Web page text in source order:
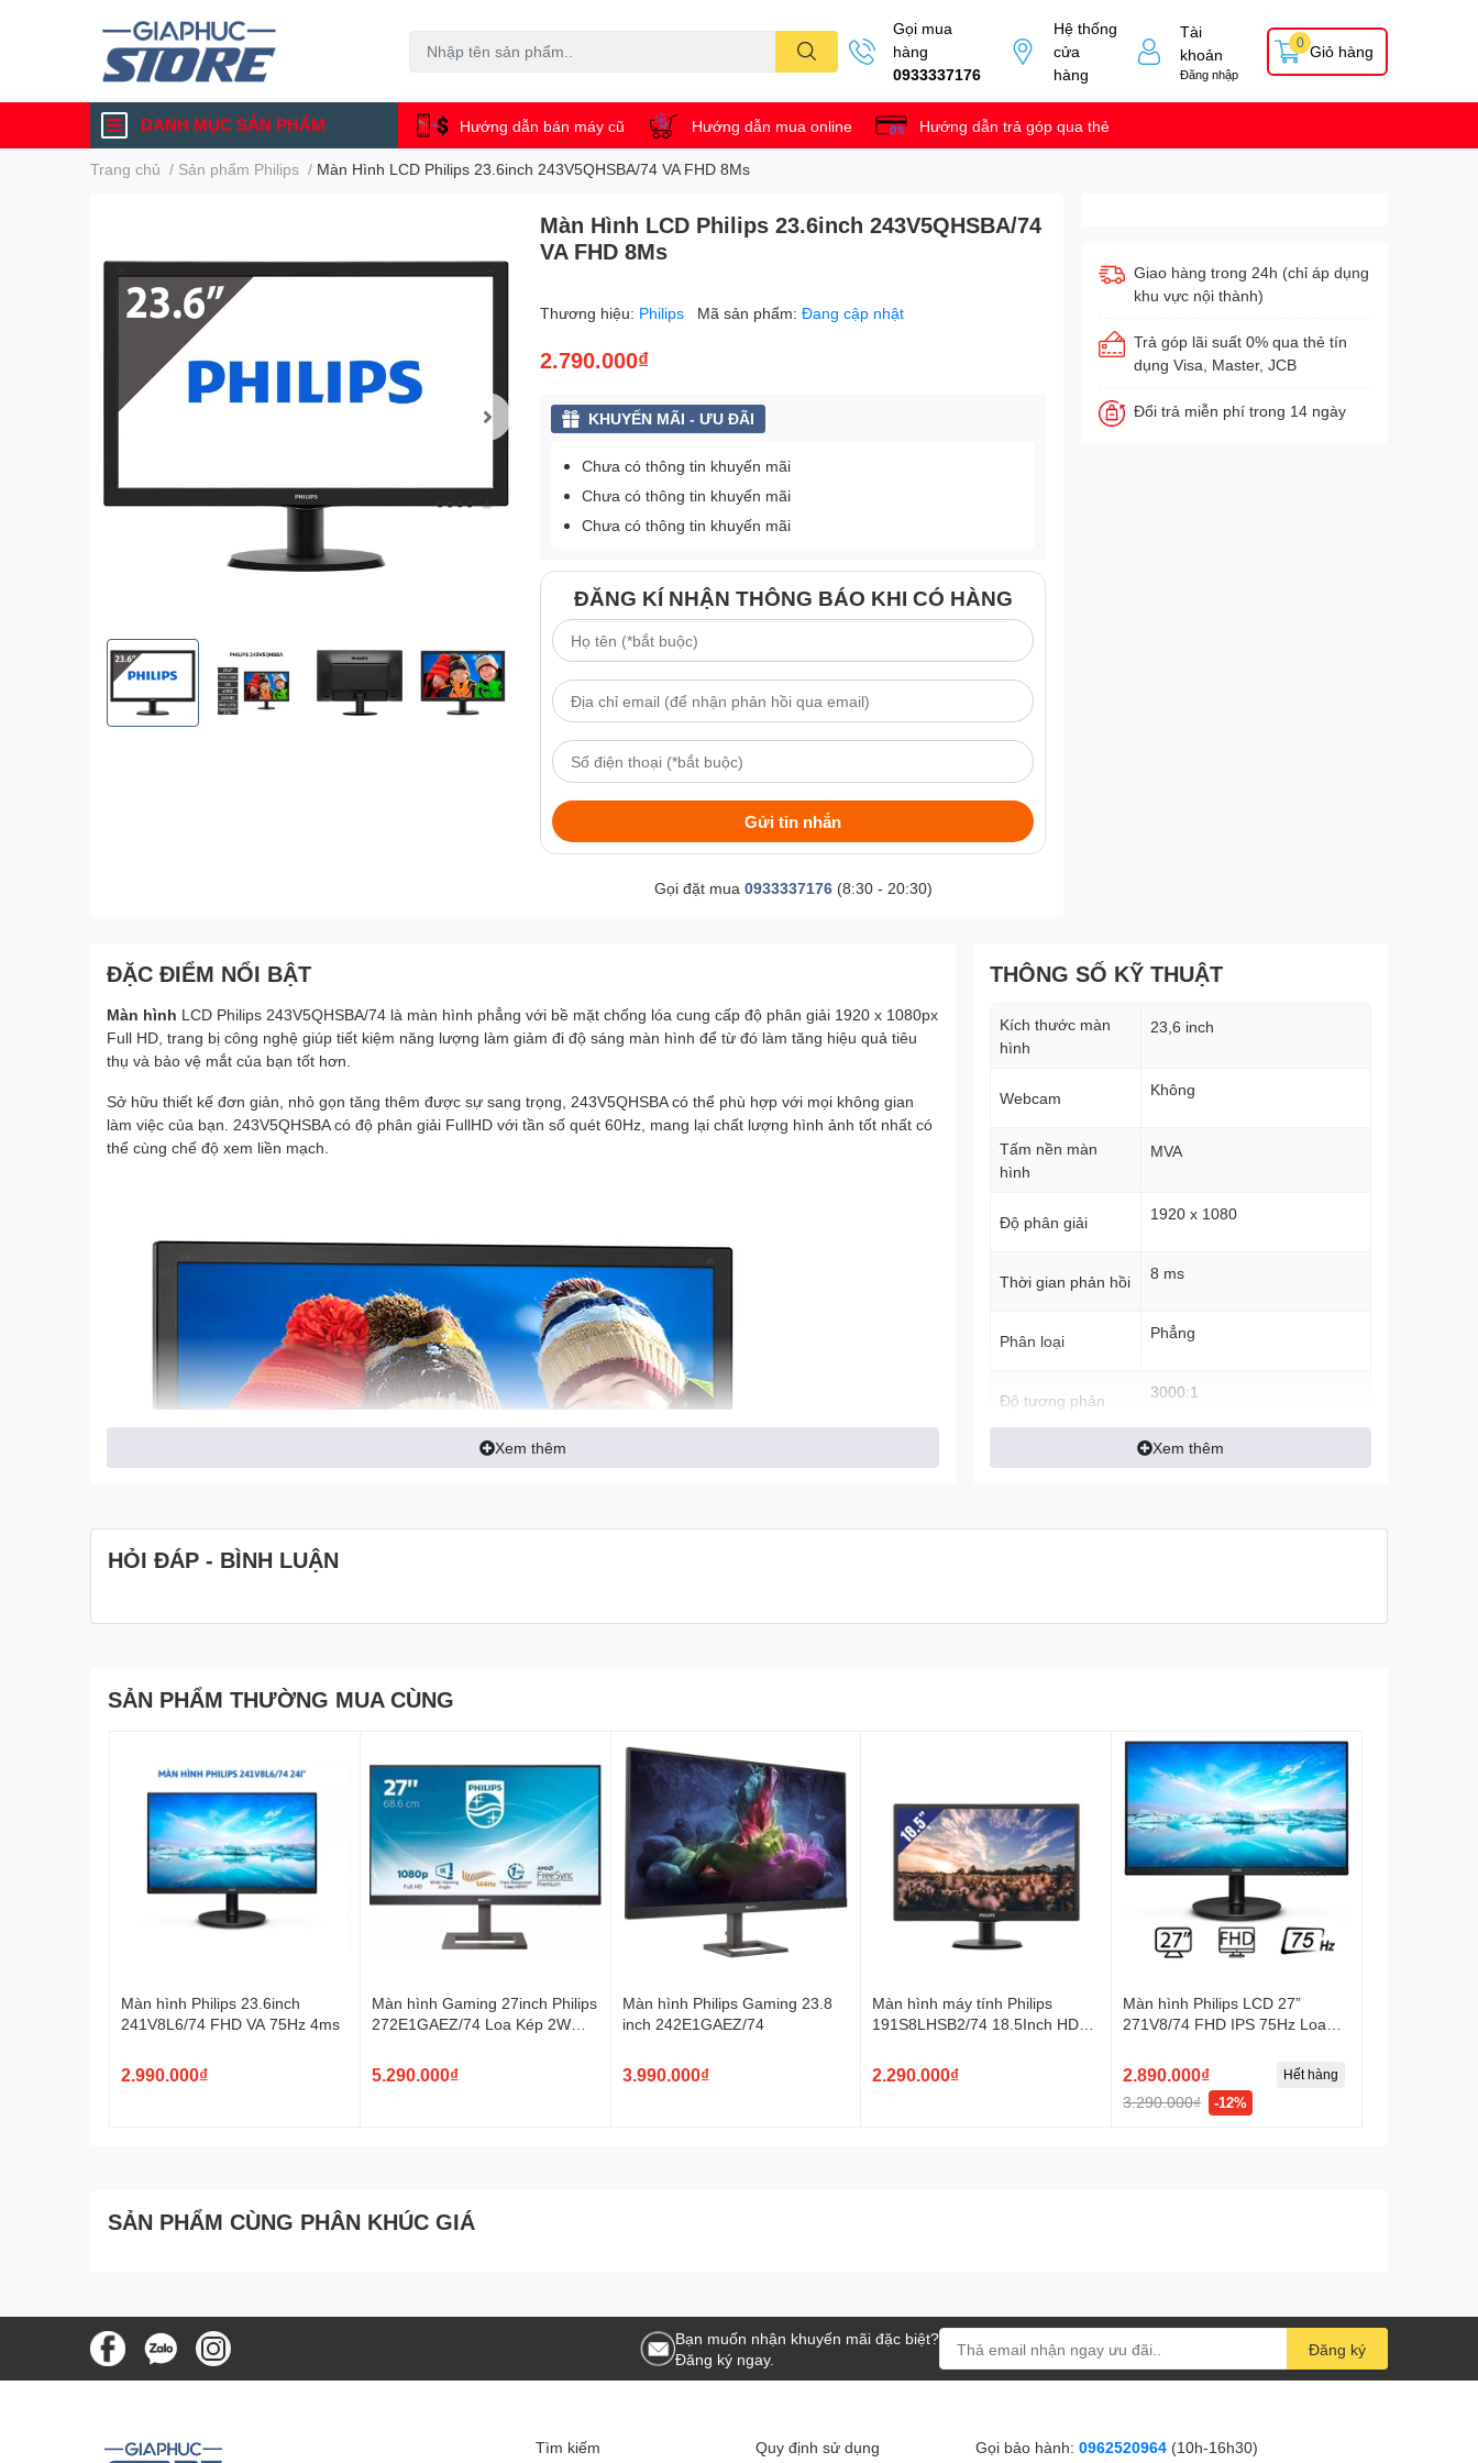
Gọi mua
hàng
0933337176
Hệ thống
cửa
hàng
Tài
khoản
Đăng nhập
Giỏ hàng
0
DANH MỤC SẢN PHẨM Hướng dẫn bán máy cũ Hướng dẫn mua online Hướng dẫn trả góp qua thẻ
Trang chủ / Sản phẩm Philips / Màn Hình LCD Philips 23.6inch 243V5QHSBA/74 VA FHD 8Ms
Màn Hình LCD Philips 23.6inch 243V5QHSBA/74
VA FHD 8Ms
Thương hiệu: Philips Mã sản phẩm:Đang cập nhật
2.790.000₫
KHUYẾN MÃI - ƯU ĐÃI
Chưa có thông tin khuyến mãi
Chưa có thông tin khuyến mãi
Chưa có thông tin khuyến mãi
ĐĂNG KÍ NHẬN THÔNG BÁO KHI CÓ HÀNG
Gửi tin nhắn
Gọi đặt mua 0933337176(8:30 - 20:30)
Giao hàng trong 24h (chỉ áp dụng
khu vực nội thành)
Trả góp lãi suất 0% qua thẻ tín
dụng Visa, Master, JCB
Đổi trả miễn phí trong 14 ngày
ĐẶC ĐIỂM NỔI BẬT
Màn hình LCD Philips 243V5QHSBA/74 là màn hình phẳng với bề mặt chống lóa cung cấp độ phân giải 1920 x 1080px
Full HD, trang bị công nghệ giúp tiết kiệm năng lượng làm giảm đi độ sáng màn hình để từ đó làm tăng hiệu quả tiêu
thụ và bảo vệ mắt của bạn tốt hơn.
Sở hữu thiết kế đơn giản, nhỏ gọn tăng thêm được sự sang trọng, 243V5QHSBA có thể phù hợp với mọi không gian
làm việc của bạn. 243V5QHSBA có độ phân giải FullHD với tần số quét 60Hz, mang lại chất lượng hình ảnh tốt nhất có
thể cùng chế độ xem liền mạch.
Màn hình LCD PHILIPS 243V5QHSBA/74 có khả năng kết nối toàn diện bao gồm 1 cổng HDMI , 1 cổng DVI , 1 cổng
VGA giúp bạn trải nghiệm tuyệt vời tăng tối đa hiệu quả cho quá trình làm việc của bạn
LCD PHILIPS 243V5QHSBA có độ sáng chuẩn cùng hình ảnh sắc nét mang đến cho người dùng những chất
lượng hình ảnh tốt nhất có thể.Lớp phủ chống chói lóa giúp màn hình trở nên dễ nhìn hơn kể cả dưới tác động của ánh
Xem thêm
THÔNG SỐ KỸ THUẬT
Kích thước màn
hình
23,6 inch
Webcam Không
Tấm nền màn
hình
MVA
Độ phân giải 1920 x 1080
Thời gian phản hồi 8 ms
Phân loại Phẳng
Độ tương phản 3000:1
16.7 million
VGA, DVI, HDMI
Không loa
Tần số quét 60Hz
Màu sắc
3,66 kg
Bảo hành 36 tháng
Philips
Xem thêm
HỎI ĐÁP - BÌNH LUẬN
SẢN PHẨM THƯỜNG MUA CÙNG
Màn hình Philips 23.6inch
241V8L6/74 FHD VA 75Hz 4ms
2.990.000₫
Màn hình Gaming 27inch Philips
272E1GAEZ/74 Loa Kép 2W
5.290.000₫
Màn hình Philips Gaming 23.8
inch 242E1GAEZ/74
3.990.000₫
Màn hình máy tính Philips
191S8LHSB2/74 18.5Inch HD
2.290.000₫
Màn hình Philips LCD 27”
271V8/74 FHD IPS 75Hz Loa
2.890.000₫
3.290.000₫ -12%
Hết hàng
SẢN PHẨM CÙNG PHÂN KHÚC GIÁ
Bạn muốn nhận khuyến mãi đặc biệt?
Đăng ký ngay.
Đăng ký
Tìm kiếm Quy định sử dụng Gọi bảo hành: 0962520964 (10h-16h30)